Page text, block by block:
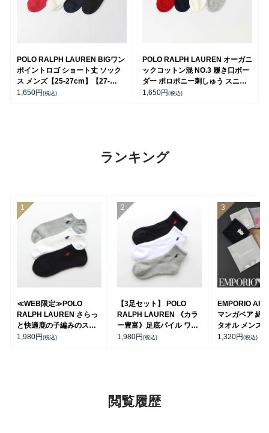
POLO RALPH LAUREN BIGワン
ポイントロゴ ショート丈 ソック
ス メンズ【25-27cm】【27-
29cm】02022202
1,650円 (税込)
POLO RALPH LAUREN オーガニ
ックコットン混 NO.3 履き口ボー
ダー ポロポニー刺しゅう スニー
カー丈 ソックス メンズ【25-
1,650円 (税込)
ランキング
≪WEB限定≫POLO
RALPH LAUREN さらっ
と快適鹿の子編みのスニ
ーカー丈ソックス 【3足
1,980円(税込)
【3足セット】 POLO
RALPH LAUREN 《カラ
ー豊富》足底パイル ワン
ポイントソックス ショー
1,980円(税込)
EMPORIO
マンガベア 綿
タオル メンズ
短翌日発送】
1,320円(税込)
閲覧履歴